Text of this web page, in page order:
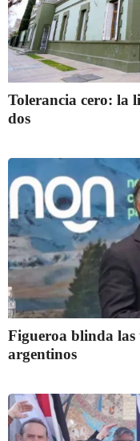
Tolerancia cero: la
dos
Figueroa blinda las
argentinos